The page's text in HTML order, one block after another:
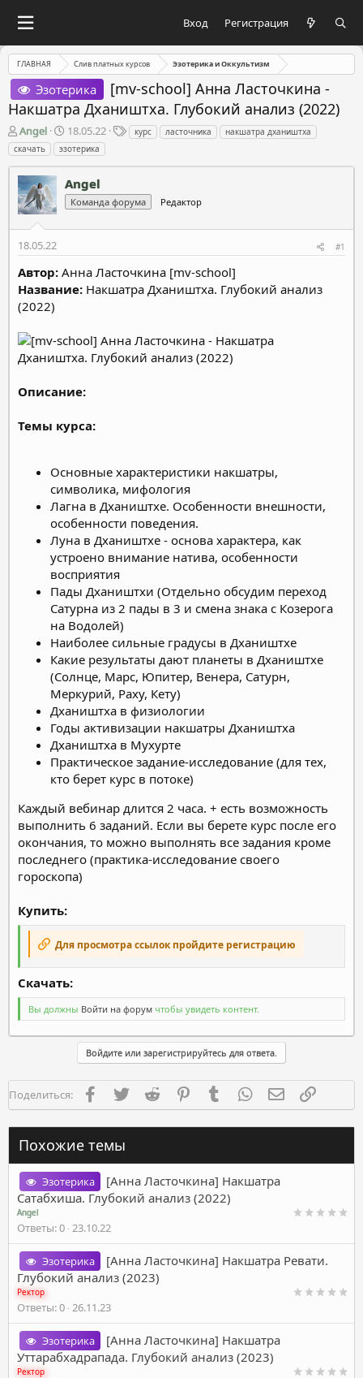
Вход Регистрация
ГЛАВНАЯ Слив платных курсов Эзотерика и Оккультизм
Эзотерика
[mv-school] Анна Ласточкина -
Накшатра Дхаништха. Глубокий анализ (2022)
А
в
т
о
р
т
е
м
ы
Angel
Д
а
т
н
а
а
18.05.22
Ткурс ласточника
накшатра дхаништха
скачать
эзотерика
Angel
Команда форума Редактор
18.05.22 #1
Автор: Анна Ласточкина [mv-school]
Название: Накшатра Дхаништха. Глубокий анализ
(2022)
Описание:
Темы курса:
Основные характеристики накшатры,
символика, мифология
Лагна в Дхаништхе. Особенности внешности,
особенности поведения.
Луна в Дхаништхе - основа характера, как
устроено внимание натива, особенности
восприятия
Пады Дхаништхи (Отдельно обсудим переход
Сатурна из 2 пады в 3 и смена знака с Козерога
на Водолей)
Наиболее сильные градусы в Дхаништхе
Какие результаты дают планеты в Дхаништхе
(Солнце, Марс, Юпитер, Венера, Сатурн,
Меркурий, Раху, Кету)
Дхаништха в физиологии
Годы активизации накшатры Дхаништха
Дхаништха в Мухурте
Практическое задание-исследование (для тех,
кто берет курс в потоке)
Каждый вебинар длится 2 часа. + есть возможность
выполнить 6 заданий. Если вы берете курс после его
окончания, то можно выполнять все задания кроме
последнего (практика-исследование своего
гороскопа)
Купить:
Для просмотра ссылок пройдите регистрацию
Скачать:​
Вы должны Войти на форум чтобы увидеть контент.
Войдите или зарегистрируйтесь для ответа.
Поделиться: FacebookTwitter Reddit PinterestTumblr WhatsAppЭлектронная
Похожие темы
Эзотерика
[Анна Ласточкина] Накшатра
Сатабхиша. Глубокий анализ (2022)
Angel
Ответы 0 23.10.22
Эзотерика
[Анна Ласточкина] Накшатра Ревати.
Глубокий анализ (2023)
Ректор
Ответы 0 26.11.23
Эзотерика
[Анна Ласточкина] Накшатра
Уттарабхадрапада. Глубокий анализ (2023)
Ректор